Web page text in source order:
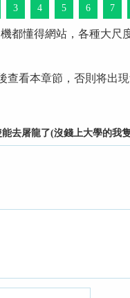
3 4 5 6 7
都懂得網站，各種大
查看本章節，否則将出
去屠龍了(沒錢上大學的我